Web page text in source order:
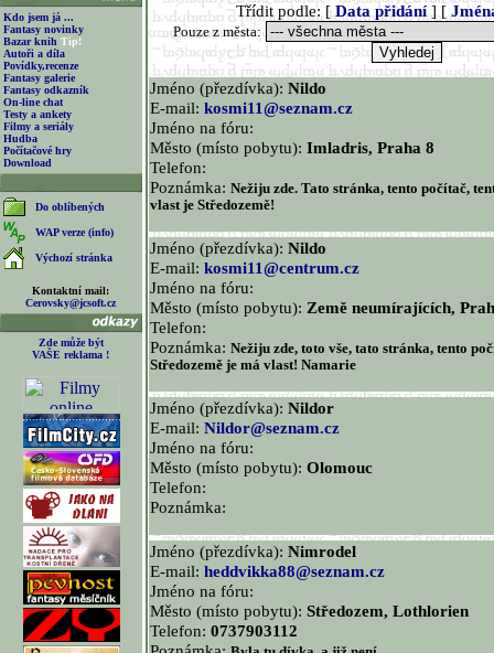
Kdo jsem já ...
Fantasy novinky
Bazar knih Tip!
Autoři a díla
Povídky,recenze
Fantasy galerie
Fantasy odkazník
On-line chat
Testy a ankety
Filmy a seriály
Hudba
Počítačové hry
Download
Do oblíbených
WAP verze (info)
Výchozí stránka
Kontaktní mail:
Cerovsky@jcsoft.cz
Zde může být
VAŠE reklama !
Třídit podle: [ Data přidání] [
Pouze z města:
Jméno (přezdívka): Nildo
E-mail: kosmi11@seznam.cz
Jméno na fóru:
Město (místo pobytu): Imladris, Praha 8
Telefon:
Poznámka: Nežiju zde. Tato stránka, tento počítač,
vlast je Středozemě!
Jméno (přezdívka): Nildo
E-mail: kosmi11@centrum.cz
Jméno na fóru:
Město (místo pobytu): Země neumírajících,
Telefon:
Poznámka: Nežiju zde, toto vše, tato stránka, tento
Středozemě je má vlast! Namarie
Jméno (přezdívka): Nildor
E-mail: Nildor@seznam.cz
Jméno na fóru:
Město (místo pobytu): Olomouc
Telefon:
Poznámka:
Jméno (přezdívka): Nimrodel
E-mail: heddvikka88@seznam.cz
Jméno na fóru:
Město (místo pobytu): Středozem, Lothlorien
Telefon: 0737903112